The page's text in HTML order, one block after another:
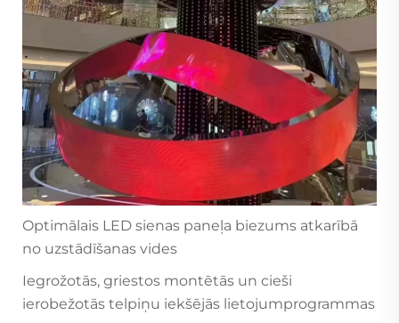
Optimālais LED sienas paneļa biezums atkarībā
no uzstādīšanas vides
Iegrožotās, griestos montētās un cieši
ierobežotās telpiņu iekšējās lietojumprogrammas